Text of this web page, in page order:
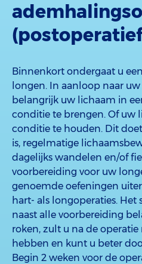
Binnenkort ondergaat u
longen. In aanloop naar
belangrijk uw lichaam in
conditie te brengen. Of uw
conditie te houden. Dit
is, regelmatige
dagelijks wandelen en/of
voorbereiding voor uw
genoemde oefeningen
hart- als longoperaties.
naast alle voorbereiding
roken, zult u na de
hebben en kunt u beter
Begin 2 weken voor de